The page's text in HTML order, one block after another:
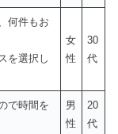
何件もお
を選択し
女
性
30
代
で時間を
男
性
20
代